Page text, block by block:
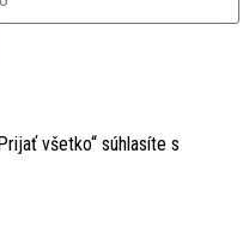
všetko“ súhlasíte s